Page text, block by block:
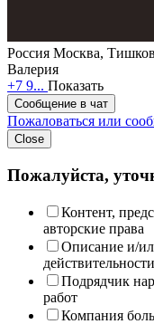
Россия Москва,
Валерия
+7 9... Показать
Сообщение в чат
Пожаловаться или
Close
Пожалуйста,
Контент,
авторские права
Описание и/
действительности
Подрядчик
работ
Компания